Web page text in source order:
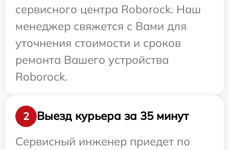
сервисного центра Roborock. Наш
менеджер свяжется с Вами для
уточнения стоимости и сроков
ремонта Вашего устройства
Roborock.
2
Выезд курьера за 35 минут
Сервисный инженер приедет по